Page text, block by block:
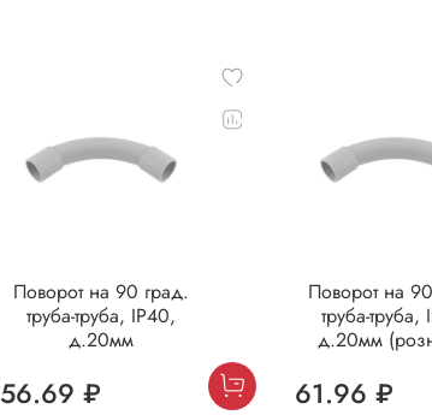
Поворот на 90 град.
труба-труба, IP40,
д.20мм
56.69 ₽
Поворот на
труба-труба,
д.20мм
61.96 ₽